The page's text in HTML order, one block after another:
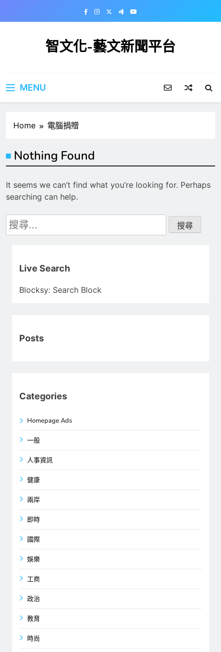
智文化-藝文新聞平台
MENU
Home 電腦捐贈
Nothing Found
It seems we can’t find what you’re looking for. Perhaps
searching can help.
搜
尋
Live Search
Blocksy: Search Block
Posts
Categories
Homepage Ads
一般
人事資訊
健康
兩岸
即時
國際
娛樂
工商
政治
教育
時尚